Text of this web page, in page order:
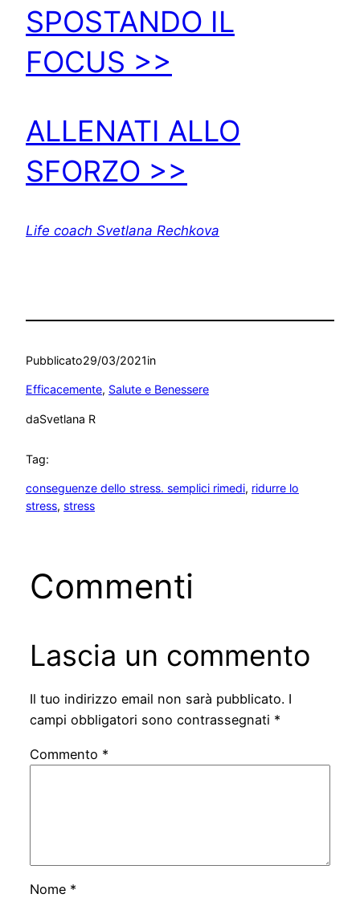
SPOSTANDO IL
FOCUS >>
ALLENATI ALLO
SFORZO >>
Life coach Svetlana Rechkova
Pubblicato29/03/2021in
Efficacemente, Salute e Benessere
daSvetlana R
Tag:
conseguenze dello stress. semplici rimedi, ridurre lo
stress, stress
Commenti
Lascia un commento
Il tuo indirizzo email non sarà pubblicato. I
campi obbligatori sono contrassegnati *
Commento *
Nome *